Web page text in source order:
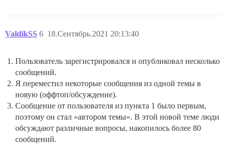
ValdikSS 18.Сентябрь.2021 20:13:40
6
Пользователь зарегистрировался и опубликовал несколько
сообщений.
Я переместил некоторые сообщения из одной темы в
новую (оффтоп/обсуждение).
Сообщение от пользователя из пункта 1 было первым,
поэтому он стал «автором темы». В этой новой теме люди
обсуждают различные вопросы, накопилось более 80
сообщений.